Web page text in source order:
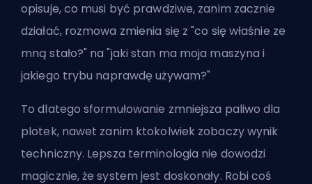
opisuje, co musi być prawdziwe, zanim zacznie
działać, rozmowa zmienia się z "co się właśnie ze
mną stało?" na "jaki stan ma moja maszyna i
jakiego trybu naprawdę używam?"
To dlatego sformułowanie zmniejsza paliwo dla
plotek, nawet zanim ktokolwiek zobaczy wynik
techniczny. Lepsza terminologia nie dowodzi
magicznie, że system jest doskonały. Robi coś